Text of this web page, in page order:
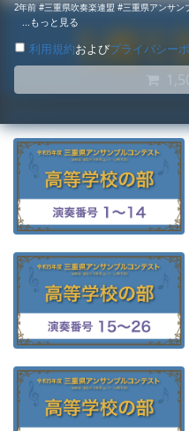
2年前 #三重県吹奏楽連盟 #三重県アンサン
...もっと見る
利用規約およびプライバシー